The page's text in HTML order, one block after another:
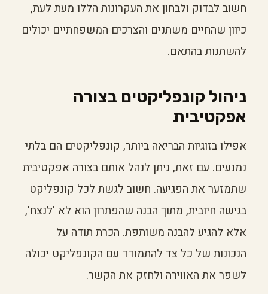
חשוב לבדוק ולבחון את העקרונות הללו מעת לעת,
כיוון שהחיים משתנים והצרכים המשפחתיים יכולים
להשתנות בהתאם.
ניהול קונפליקטים בצורה
אפקטיבית
אפילו בזוגיות הבריאה ביותר, קונפליקטים הם בלתי
נמנעים. עם זאת, ניתן לנהל אותם בצורה אפקטיבית
שתמזער את הפגיעה. חשוב לגשת לכל קונפליקט
בגישה חיובית, מתוך הבנה שהפתרון הוא לא 'לנצח',
אלא להגיע להבנה משותפת. הכרת תודה על
הנכונות של כל צד להתמודד עם הקונפליקט יכולה
לשפר את האווירה ולחזק את הקשר.